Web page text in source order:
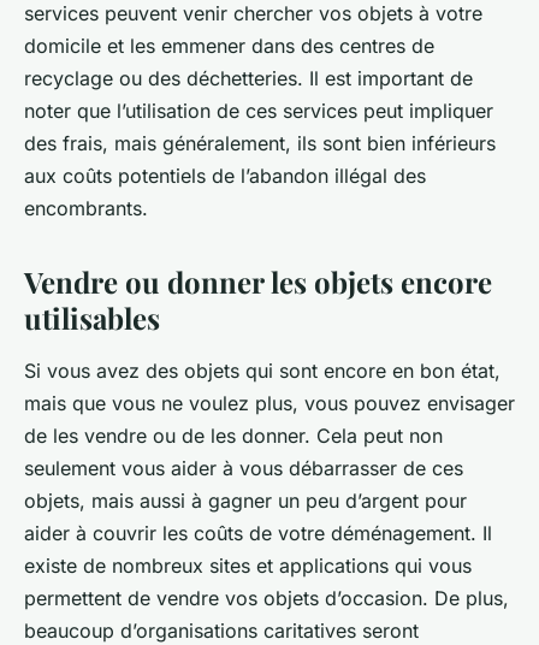
services peuvent venir chercher vos objets à votre
domicile et les emmener dans des centres de
recyclage ou des déchetteries. Il est important de
noter que l’utilisation de ces services peut impliquer
des frais, mais généralement, ils sont bien inférieurs
aux coûts potentiels de l’abandon illégal des
encombrants.
Vendre ou donner les objets encore
utilisables
Si vous avez des objets qui sont encore en bon état,
mais que vous ne voulez plus, vous pouvez envisager
de les vendre ou de les donner. Cela peut non
seulement vous aider à vous débarrasser de ces
objets, mais aussi à gagner un peu d’argent pour
aider à couvrir les coûts de votre déménagement. Il
existe de nombreux sites et applications qui vous
permettent de vendre vos objets d’occasion. De plus,
beaucoup d’organisations caritatives seront